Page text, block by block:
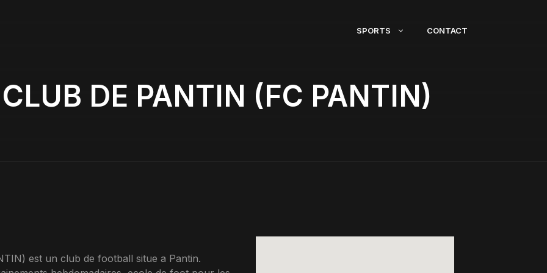
SPORTS CONTACT
DE PANTIN (FC PANTIN)
est un club de football situe a Pantin.